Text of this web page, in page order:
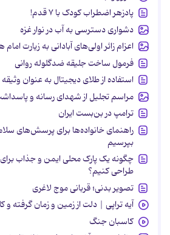
پادزهر اضطراب کودک با ۷ قدم!
دشواری دسترسی به آب در نوار غزه
اعزام زائر اولی‌های آبادانی به زیارت
فرمول ساخت جلیقه ضدگلوله روانی
استفاده از طلای دیجیتال به عنوان
مراسم تجلیل از شهدای رسانه و
ترامپ در بن‌بست ایران
راهنمای خانواده‌ها برای پرسش‌های
بپرسیم
چگونه یک پارک محلی ایمن و جذاب برای
طراحی کنیم؟
تصویر بدنی؛ قربانی موج لاغری
آیه تراپی | دلت از زمین و زمان گرفته و
کاسبان جنگ